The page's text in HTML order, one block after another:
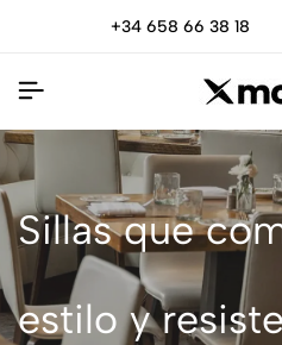
+34 658 66 38 18
Sillas que
estilo y